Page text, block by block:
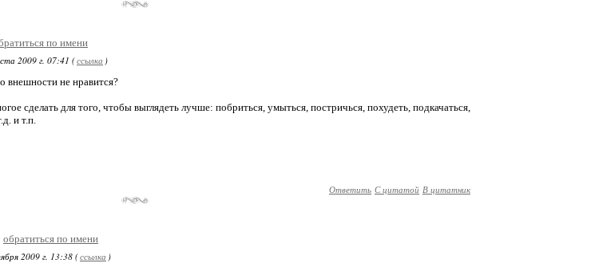
по имени
2009 г. 07:41 (ссылка )
внешности не нравится?
сделать для того, чтобы выглядеть лучше: побриться, умыться, постричься, похудеть, подкачаться,
и т.п.
Ответить С цитатой В цитатник
обратиться по имени
2009 г. 13:38 (ссылка )